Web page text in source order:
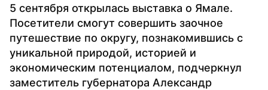
5 сентября открылась выставка о Ямале.
Посетители смогут совершить заочное
путешествие по округу, познакомившись с
уникальной природой, историей и
экономическим потенциалом, подчеркнул
заместитель губернатора Александр